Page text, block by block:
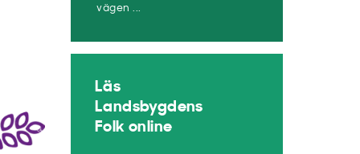
vägen ...
Läs
Landsbygdens
Folk online